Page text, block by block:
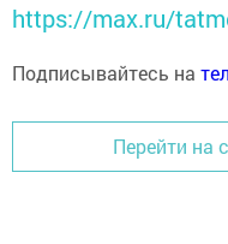
https://max.ru/
Подписывайтесь на
Перейти на